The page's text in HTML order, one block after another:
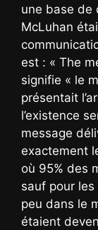
une base de
McLuhan
est : « The
signifie « le
présentait
l’existence
message
exactement
où 95% des
sauf pour les
peu dans le
étaient